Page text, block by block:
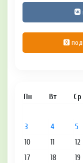
Пн Вт Ср
3
4 5
10
11 12
17
18 19